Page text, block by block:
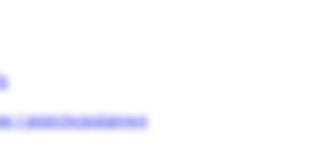
i przeciwpożarowe